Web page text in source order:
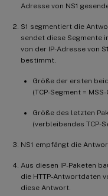
Adresse von NS1
S1 segmentiert die
sendet diese Segmente
von der IP-Adresse von
bestimmt.
Größe der ersten
(TCP-Segment =
Größe des letzten
(verbleibendes TCP-
NS1 empfängt die
Aus diesen IP-Paketen
die HTTP-Antwortdaten
diese Antwort.